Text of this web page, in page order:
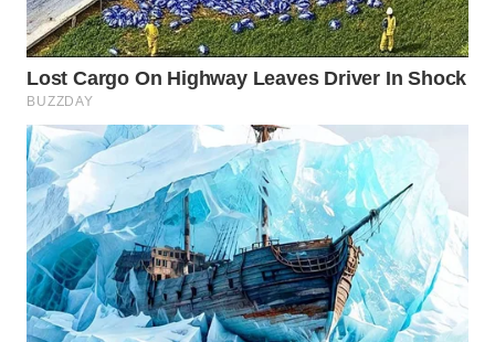
WN
BOROBUDUR
MADURA
WN
SURABAYA
WN
NATUNA